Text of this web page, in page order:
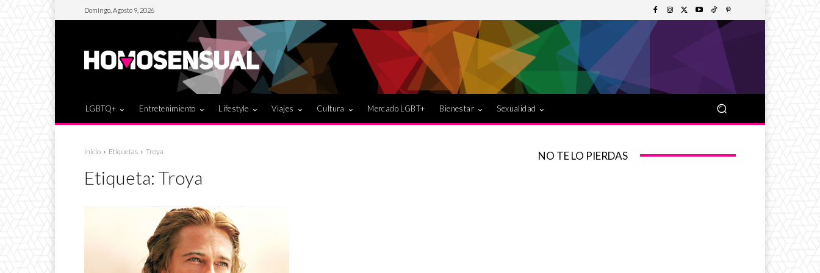
Domingo, Agosto 9, 2026
LGBTQ+ Entretenimiento Lifestyle Viajes Cultura Mercado LGBT+ Bienestar Sexualidad
Inicio Etiquetas Troya
Etiqueta: Troya
NO TE LO PIERDAS